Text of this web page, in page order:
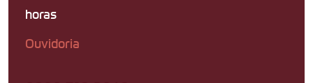
horas
Ouvidoria